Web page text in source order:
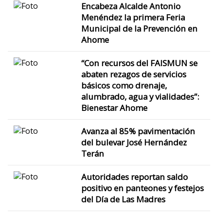
Encabeza Alcalde Antonio
Menéndez la primera Feria
Municipal de la Prevención en
Ahome
“Con recursos del FAISMUN se
abaten rezagos de servicios
básicos como drenaje,
alumbrado, agua y vialidades”:
Bienestar Ahome
Avanza al 85% pavimentación
del bulevar José Hernández
Terán
Autoridades reportan saldo
positivo en panteones y festejos
del Día de Las Madres